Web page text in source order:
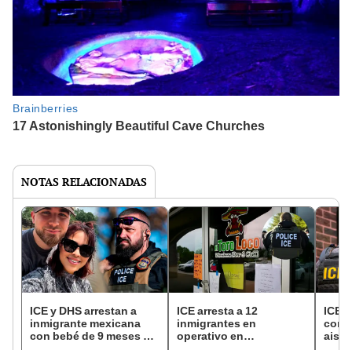
NOTAS RELACIONADAS
ICE y DHS arrestan a
inmigrante mexicana
con bebé de 9 meses en
ICE arresta a 12
inmigrantes en
operativo en
ICE
con